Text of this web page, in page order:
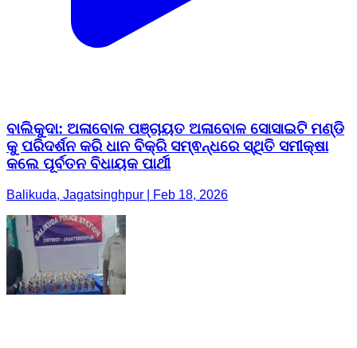
ବାଲିକୁଦା: ଅଳାବୋଳ ପଞ୍ଚାୟତ ଅଳାବୋଳ ସୋସାଇଟି ମଣ୍ଡି
କୁ ପରିଦର୍ଶନ କରି ଧାନ ବିକ୍ରି ସମ୍ଵନ୍ଧରେ ସ୍ଥିତି ସମୀକ୍ଷା
କଲେ ପୂର୍ବତନ ବିଧାୟକ ପାର୍ଥୀ
Balikuda, Jagatsinghpur | Feb 18, 2026